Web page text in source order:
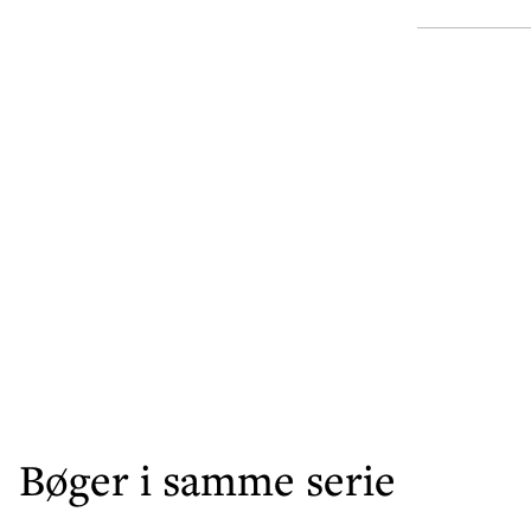
Bøger i samme serie